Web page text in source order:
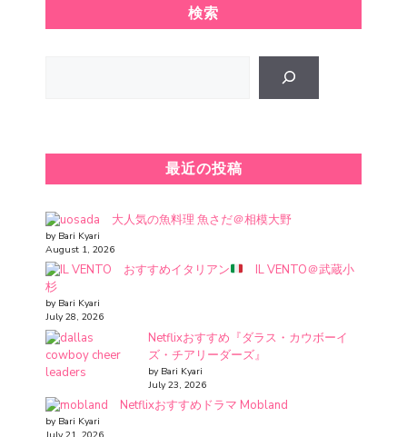
検索
最近の投稿
大人気の魚料理 魚さだ＠相模大野
by Bari Kyari
August 1, 2026
おすすめイタリアン
IL VENTO＠武蔵小
杉
by Bari Kyari
July 28, 2026
Netflixおすすめ『ダラス・カウボーイ
ズ・チアリーダーズ』
by Bari Kyari
July 23, 2026
Netflixおすすめドラマ Mobland
by Bari Kyari